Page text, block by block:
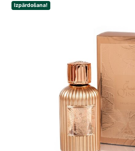
Izpārdošana!